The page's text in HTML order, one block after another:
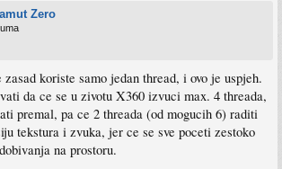
Zero
koriste samo jedan thread, i ovo je uspjeh.
da ce se u zivotu X360 izvuci max. 4 threada,
premal, pa ce 2 threada (od mogucih 6) raditi
tekstura i zvuka, jer ce se sve poceti zestoko
na prostoru.